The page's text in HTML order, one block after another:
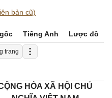
bản cũ)
Tiếng Anh Lược đồ
trang
HÒA XÃ HỘI CHỦ